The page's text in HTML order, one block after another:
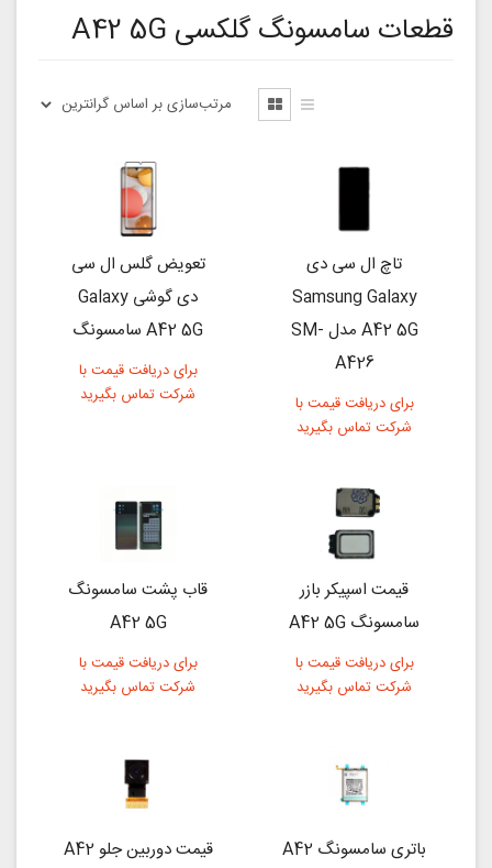
قطعات سامسونگ گلکسی A42 5G
تاچ ال سی دی
Samsung Galaxy
A42 5G مدل SM-
A426
برای دریافت قیمت با
شرکت تماس بگیرید
تعویض گلس ال سی
دی گوشی Galaxy
A42 5G سامسونگ
برای دریافت قیمت با
شرکت تماس بگیرید
قیمت اسپیکر بازر
سامسونگ A42 5G
برای دریافت قیمت با
شرکت تماس بگیرید
قاب پشت سامسونگ
A42 5G
برای دریافت قیمت با
شرکت تماس بگیرید
باتری سامسونگ A42
قیمت دوربین جلو A42